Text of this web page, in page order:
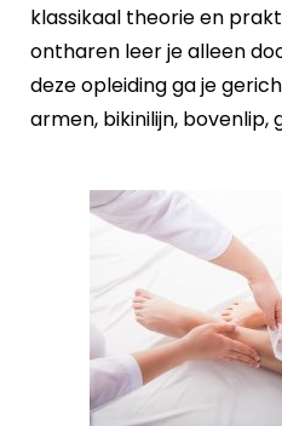
klassikaal theorie en
ontharen leer je alleen
deze opleiding ga je
armen, bikinilijn,